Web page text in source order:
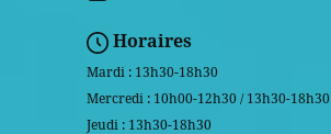
Horaires
Mardi : 13h30-18h30
Mercredi : 10h00-12h30 / 13h30-18h30
Jeudi : 13h30-18h30